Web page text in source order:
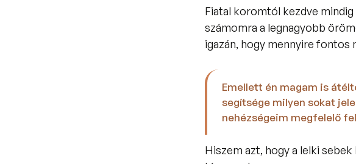
Fiatal koromtól kezdve mindig
számomra a legnagyobb
igazán, hogy mennyire fontos
Emellett én magam is
segítsége milyen sokat
nehézségeim megfelelő
Hiszem azt, hogy a lelki